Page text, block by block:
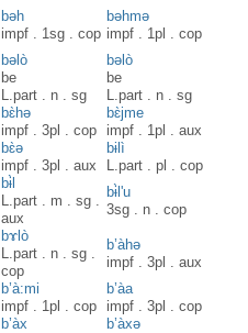
bəh
impf . 1sg .cop
bəhmə
impf . 1pl .cop
bəlò
be
L.part . n .sg
bəlò
be
L.part . n .sg
bɛ̀hə
impf .3pl .cop
bɛ̀jme
impf . 1pl .aux
bɛ̀ə
impf .3pl .aux
bɨlì
L.part .pl .cop
bɨ̀l
L.part . m .sg .
aux
bɨ̀l'u
3sg . n .cop
bɤlò
L.part . n .sg .
cop
b’àhə
impf .3pl .aux
b’à:mi
impf . 1pl .cop
b’àa
impf .3pl .cop
b’àx
b’àxə